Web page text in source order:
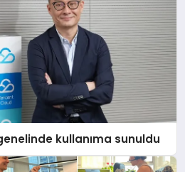
kullanıma sunuldu